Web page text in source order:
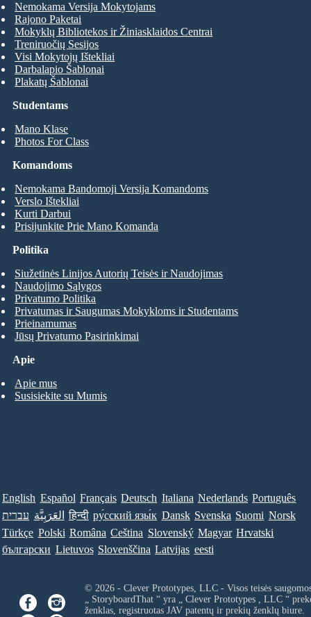
Studentams
Mano Klase
Photos For Class
Nemokama Versija Mokytojams
Rajono Paketai
Mokyklų Bibliotekos ir Žiniasklaidos Centrai
Treniruočių Sesijos
Visi Mokytojų Ištekliai
Darbalapio Šablonai
Plakatų Šablonai
Komandoms
Nemokama Bandomoji Versija Komandoms
Verslo Ištekliai
Kurti Darbui
Prisijunkite Prie Mano Komanda
Apie
Apie mus
Susisiekite su Mumis
Politika
Siužetinės Linijos Autorių Teisės ir Naudojimas
Naudojimo Sąlygos
Privatumo Politika
Privatumas ir Saugumas Mokykloms ir Studentams
Prieinamumas
Jūsų Privatumo Pasirinkimai
English Español Français Deutsch Italiana Nederlands Português
עברית العَرَبِيَّة हिन्दी ру́сский язы́к Dansk Svenska Suomi Norsk
Türkçe Polski Româna Ceština Slovenský Magyar Hrvatski
български Lietuvos Slovenščina Latvijas eesti
© 2026 - Clever Prototypes, LLC - Visos teisės
„ StoryboardThat “ yra „ Clever Prototypes , LLC“
ženklas, registruotas JAV patentų ir prekių ženklų biure.